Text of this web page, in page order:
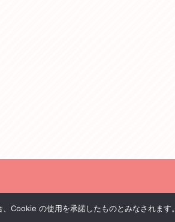
Cookie の使用を承諾したものとみなされます。